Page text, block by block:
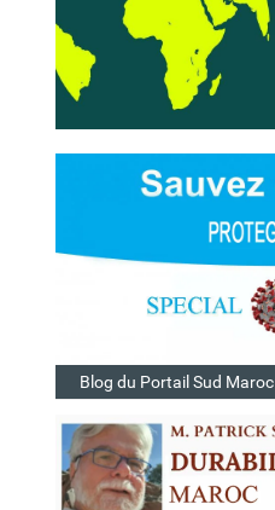
Blog du Portail Sud Maroc